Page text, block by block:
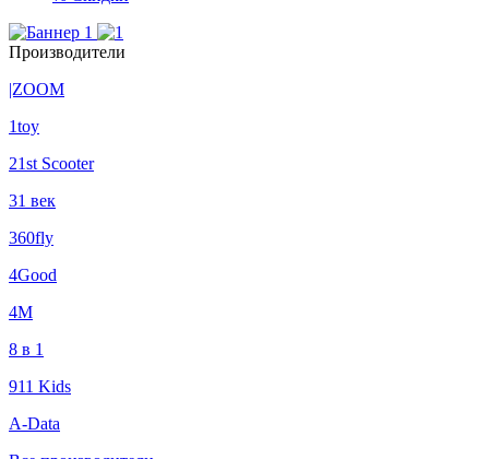
Производители
|ZOOM
1toy
21st Scooter
31 век
360fly
4Good
4М
8 в 1
911 Kids
A-Data